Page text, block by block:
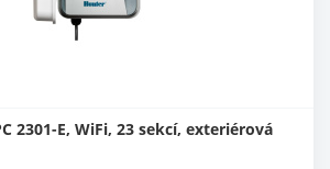
2301-E, WiFi, 23 sekcí, exteriérová